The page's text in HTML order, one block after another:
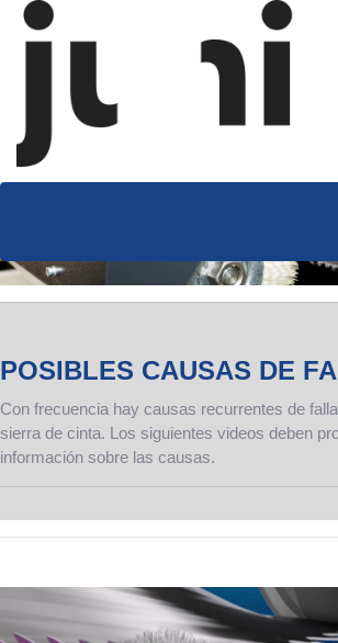
POSIBLES CAUSAS DE
Con frecuencia hay causas recurrentes de
sierra de cinta. Los siguientes videos deben
información sobre las causas.